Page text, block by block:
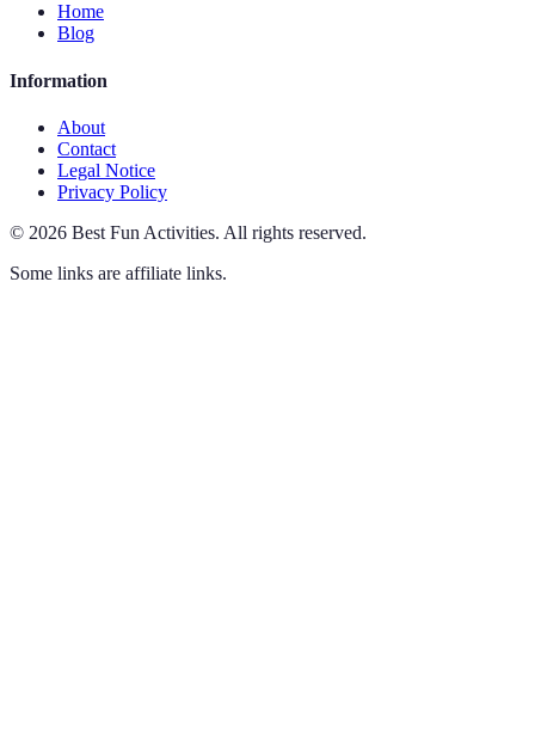
Home
Blog
Information
About
Contact
Legal Notice
Privacy Policy
© 2026 Best Fun Activities. All rights reserved.
Some links are affiliate links.